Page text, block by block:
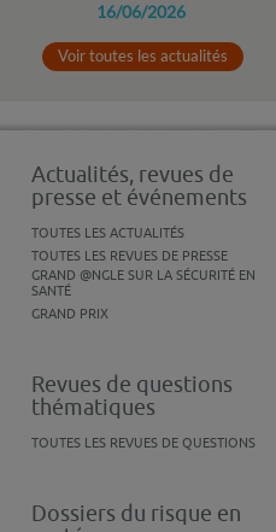
16/06/2026
Voir toutes les actualités
Actualités, revues de
presse et événements
TOUTES LES ACTUALITÉS
TOUTES LES REVUES DE PRESSE
GRAND @NGLE SUR LA SÉCURITÉ EN
SANTÉ
GRAND PRIX
Revues de questions
thématiques
TOUTES LES REVUES DE QUESTIONS
Dossiers du risque en